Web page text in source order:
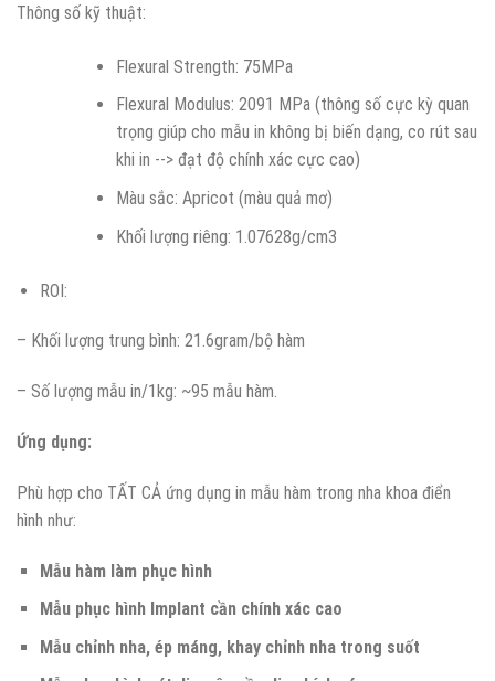
Thông số kỹ thuật:
Flexural Strength: 75MPa
Flexural Modulus: 2091 MPa (thông số cực kỳ quan
trọng giúp cho mẫu in không bị biến dạng, co rút sau
khi in --> đạt độ chính xác cực cao)
Màu sắc: Apricot (màu quả mơ)
Khối lượng riêng: 1.07628g/cm3
ROI:
– Khối lượng trung bình: 21.6gram/bộ hàm
– Số lượng mẫu in/1kg: ~95 mẫu hàm.
Ứng dụng:
Phù hợp cho TẤT CẢ ứng dụng in mẫu hàm trong nha khoa điển
hình như:
Mẫu hàm làm phục hình
Mẫu phục hình Implant cần chính xác cao
Mẫu chỉnh nha, ép máng, khay chỉnh nha trong suốt